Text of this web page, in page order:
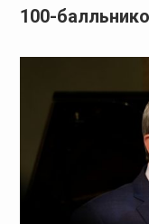
100-